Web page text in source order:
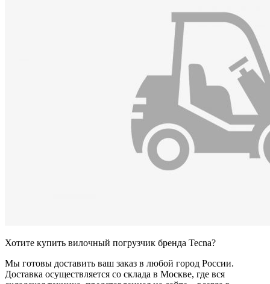
Хотите купить вилочный погрузчик бренда Tecna?
Мы готовы доставить ваш заказ в любой город России.
Доставка осуществляется со склада в Москве, где вся